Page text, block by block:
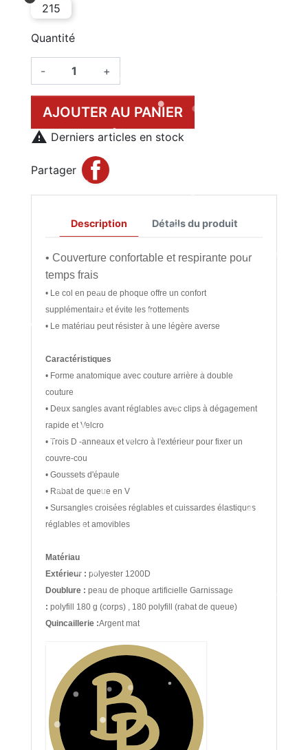
215
Quantité
- +
AJOUTER AU PANIER
 Derniers articles en stock
Partager
Description Détails du produit
• Couverture confortable et respirante pour
temps frais
• Le col en peau de phoque offre un confort
supplémentaire et évite les frottements
• Le matériau peut résister à une légère averse
Caractéristiques
• Forme anatomique avec couture arrière à double
couture
• Deux sangles avant réglables avec clips à dégagement
rapide et Velcro
• Trois D -anneaux et velcro à l'extérieur pour fixer un
couvre-cou
• Goussets d'épaule
• Rabat de queue en V
• Sursangles croisées réglables et cuissardes élastiques
réglables et amovibles
Matériau
Extérieur : polyester 1200D
Doublure : peau de phoque artificielle Garnissage
: polyfill 180 g (corps) , 180 polyfill (rabat de queue)
Quincaillerie :Argent mat